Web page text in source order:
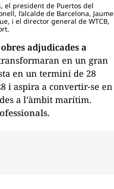
el president de Puertos del
l’alcalde de Barcelona, Jaume
i el director general de WTCB,
adjudicades a
en un gran
en un termini de 28
i aspira a convertir-se en
a l’àmbit marítim.